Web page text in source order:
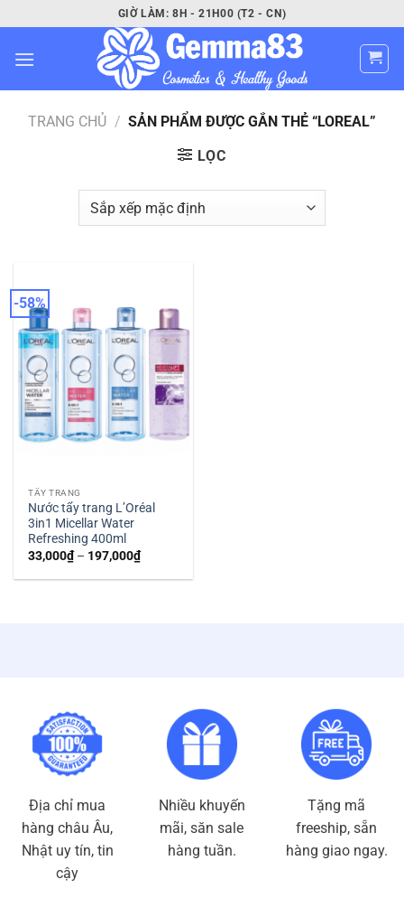
qua
nội
GIỜ LÀM: 8H - 21H00 (T2 - CN)
TRANG CHỦ / SẢN PHẨM ĐƯỢC GẮN THẺ “LOREAL”
LỌC
-58%
TẨY TRANG
Nước tẩy trang L’Oréal
3in1 Micellar Water
Refreshing 400ml
33,000₫ – 197,000₫Khoảng
giá:
từ
Địa chỉ mua
hàng châu Âu,
Nhật uy tín, tin
cậy
Nhiều khuyến
mãi, săn sale
hàng tuần.
Tặng mã
freeship, sẵn
hàng giao ngay.